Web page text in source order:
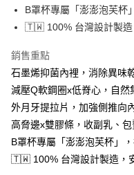
【關於「AFTEE先享後付」】
AFTEE先享後付是「在收到商
１．簡單：不需註冊會員、不需
２．便利：只要手機號碼，簡訊
３．安心：先確認商品／服務後
【「AFTEE先享後付」結帳流
１．於結帳方式選擇「AFTEE
結帳頁面，進行簡訊認證並確
２．訂單成立數日內，您將收
ATM／網路銀行／等多元方式
ATM付款
運送方式
全家付款取貨
每筆NT$90，滿NT$888(含
付款後全家取貨
每筆NT$90，滿NT$888(含
B罩杯專屬「澎澎泡芙杯
🇹🇼 100% 台灣設計製造
銷售重點
石墨烯抑菌內裡，消除異味
減壓Q軟鋼圈x低脊心，自然
外月牙提拉片，加強側推向
高脅邊x雙膠條，收副乳、
B罩杯專屬「澎澎泡芙杯」
🇹🇼 100% 台灣設計製造，